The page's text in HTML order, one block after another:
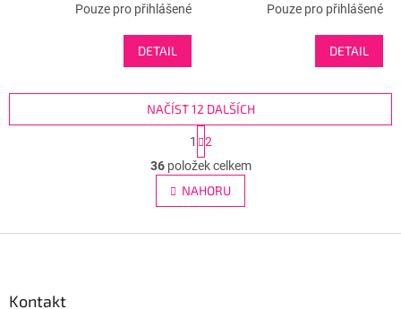
Pouze pro přihlášené
DETAIL
Pouze pro přihlášené
DETAIL
O
v
l
á
NAČÍST 12 DALŠÍCH
t
r
á
n
k
v
1
2
36položek celkem
NAHORU
Kontakt